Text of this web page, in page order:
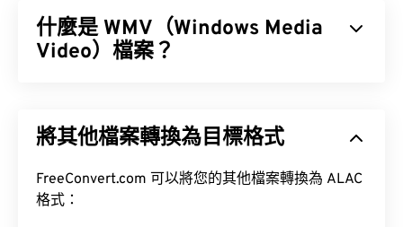
什麼是 WMV（Windows Media
Video）檔案？
產生易於管理且能保持視訊品質的檔案。 WMV 檔案
格式中。
將其他檔案轉換為目標格式
FreeConvert.com 可以將您的其他檔案轉換為 ALAC
格式：